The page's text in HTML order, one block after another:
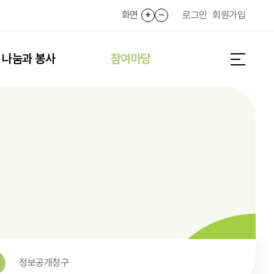
화면 화면확대
화면축소
로그인 회원가입
나눔과 봉사 참여마당
전체메뉴
정보공개청구